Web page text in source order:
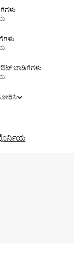
ಔಟ್ ಬಾಡಿಗೆಗಳು
ತೋರಿಸಿ